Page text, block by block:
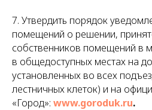
7. Утвердить порядок
помещений о решении,
собственников помещений в
в общедоступных местах на
установленных во всех
лестничных клеток) и на
«Город»: www.goroduk.ru.